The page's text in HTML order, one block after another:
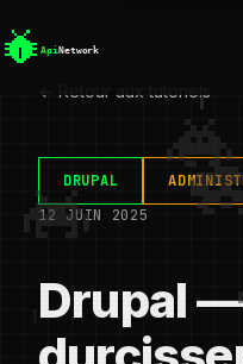
← Retour aux tutoriels
DRUPAL
12 JUIN 2025
Drupal —